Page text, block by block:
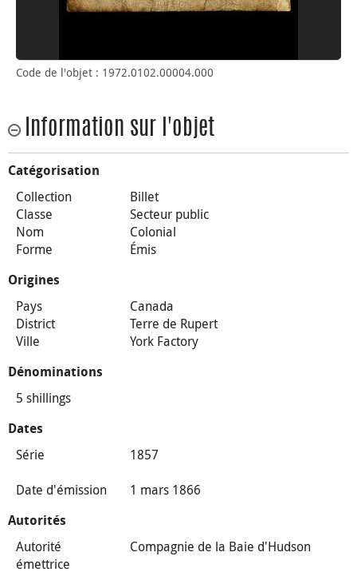
Code de l'objet : 1972.0102.00004.000
Information sur l'objet
Catégorisation
Collection
Billet
Classe
Secteur public
Nom
Colonial
Forme
Émis
Origines
Pays
Canada
District
Terre de Rupert
Ville
York Factory
Dénominations
5 shillings
Dates
Série
1857
Date d'émission
1 mars 1866
Autorités
Autorité
émettrice
Compagnie de la Baie d'Hudson